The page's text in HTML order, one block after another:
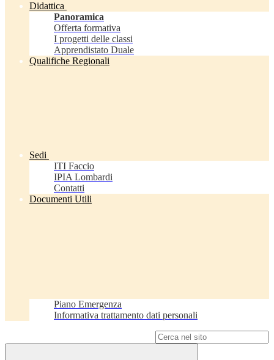
Didattica
Panoramica
Offerta formativa
I progetti delle classi
Apprendistato Duale
Qualifiche Regionali
Sedi
ITI Faccio
IPIA Lombardi
Contatti
Documenti Utili
Piano Emergenza
Informativa trattamento dati personali